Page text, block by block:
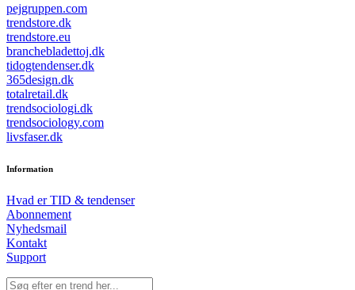
pejgruppen.com
trendstore.dk
trendstore.eu
branchebladettoj.dk
tidogtendenser.dk
365design.dk
totalretail.dk
trendsociologi.dk
trendsociology.com
livsfaser.dk
Information
Hvad er TID & tendenser
Abonnement
Nyhedsmail
Kontakt
Support